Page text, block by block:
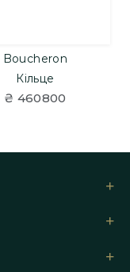
Boucheron
Кільце
₴ 460800